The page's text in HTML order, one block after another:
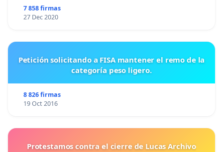
7 858 firmas
27 Dec 2020
Petición solicitando a FISA mantener el remo de la
categoría peso ligero.
8 826 firmas
19 Oct 2016
Protestamos contra el cierre de Lucas Archivo